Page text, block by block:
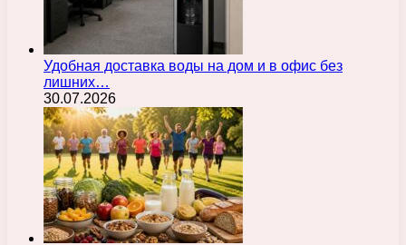
Удобная доставка воды на дом и в офис без
лишних…
30.07.2026